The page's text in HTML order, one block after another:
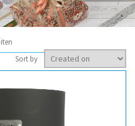
Sort by